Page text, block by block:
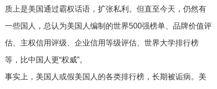
质上是美国通过霸权话语，扩张私利。但直至今天，仍然有
一些国人，总认为美国人编制的世界500强榜单、品牌价值评
估、主权信用评级、企业信用等级评估、世界大学排行榜
等，比中国人更“权威”。
事实上，美国人或假美国人的各类排行榜，长期被诟病。美